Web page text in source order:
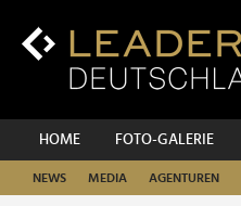
Inhalt
HOME FOTO-GALERIE
NEWS MEDIA AGENTUREN